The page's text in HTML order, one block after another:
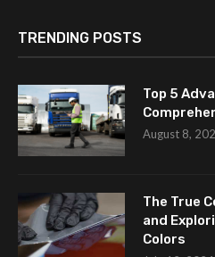
TRENDING POSTS
Top 5
August 8,
The True
and
Colors